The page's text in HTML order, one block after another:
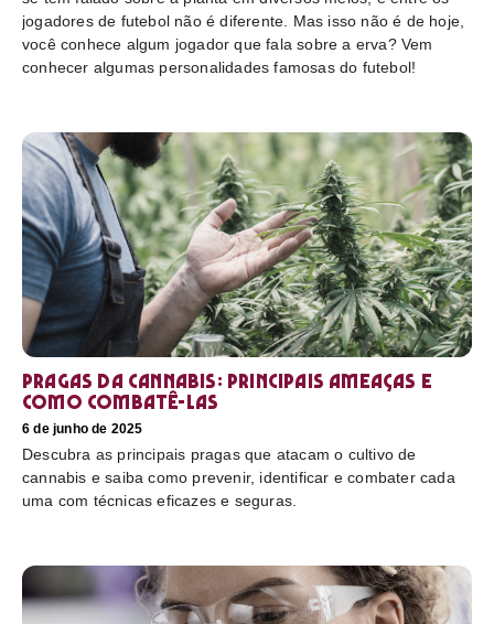
jogadores de futebol não é diferente. Mas isso não é de hoje,
você conhece algum jogador que fala sobre a erva? Vem
conhecer algumas personalidades famosas do futebol!
Pragas da cannabis: Principais ameaças e
como combatê-las
6 de junho de 2025
Descubra as principais pragas que atacam o cultivo de
cannabis e saiba como prevenir, identificar e combater cada
uma com técnicas eficazes e seguras.